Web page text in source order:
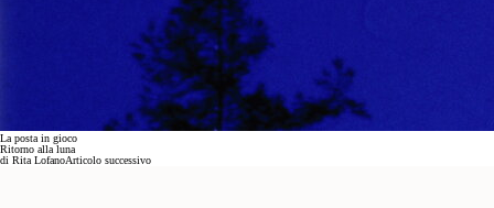
La posta in gioco
Ritorno alla luna
di Rita LofanoArticolo successivo